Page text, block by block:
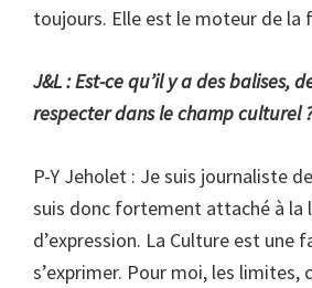
toujours. Elle est le moteur de la
J&L : Est-ce qu’il y a des balises,
respecter dans le champ culturel ?
P-Y Jeholet : Je suis journaliste
suis donc fortement attaché à la
d’expression. La Culture est une
s’exprimer. Pour moi, les limites,